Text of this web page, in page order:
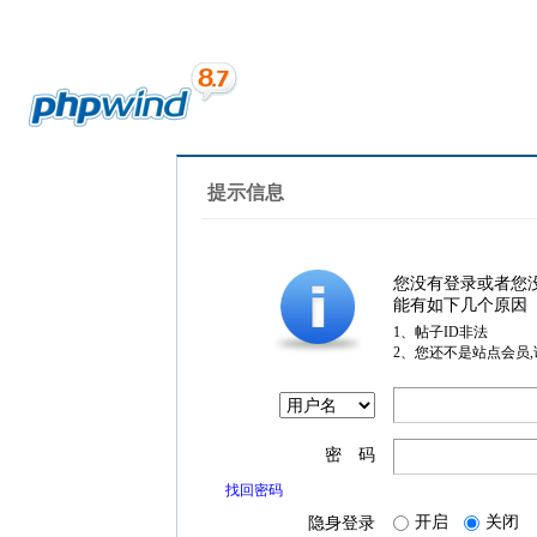
提示信息
您没有登录或者您
能有如下几个原因
1、帖子ID非法
2、您还不是站点会员
密 码
找回密码
隐身登录 开启 关闭